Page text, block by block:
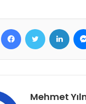
FacebookTwitter
Mehmet